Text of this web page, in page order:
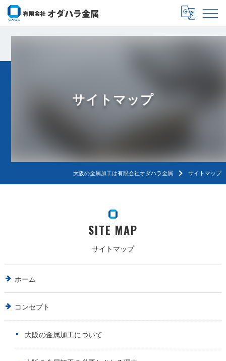
サイトマップ
大阪の金属加工は有限会社オダハラ金属 サイトマップ
サイトマップ
SITE MAP
ホーム
コンセプト
大阪の金属加工について